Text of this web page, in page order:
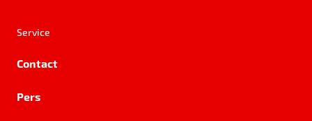
Service
Contact
Pers